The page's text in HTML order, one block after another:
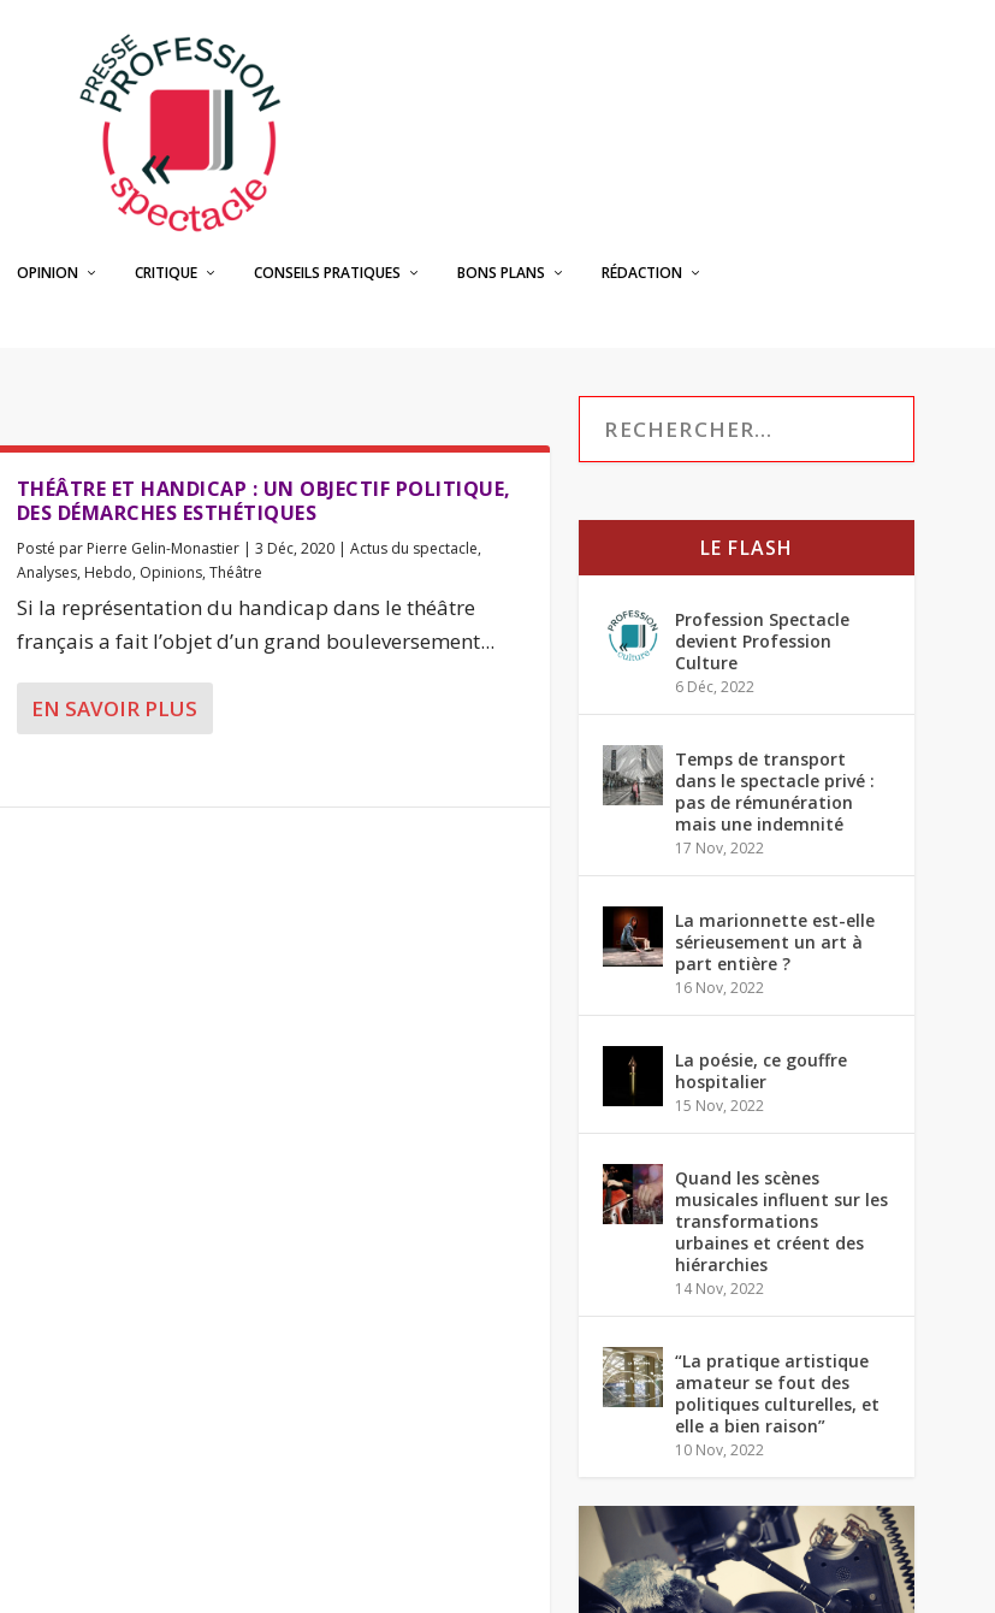
OPINION CRITIQUE CONSEILS PRATIQUES BONS PLANS RÉDACTION
THÉÂTRE ET HANDICAP : UN OBJECTIF POLITIQUE,
DES DÉMARCHES ESTHÉTIQUES
Posté par Pierre Gelin-Monastier| 3 Déc, 2020| Actus du spectacle,
Analyses, Hebdo, Opinions, Théâtre
Si la représentation du handicap dans le théâtre
français a fait l’objet d’un grand bouleversement...
EN SAVOIR PLUS
LE FLASH
Profession Spectacle
devient Profession
Culture
6 Déc, 2022
Temps de transport
dans le spectacle privé :
pas de rémunération
mais une indemnité
17 Nov, 2022
La marionnette est-elle
sérieusement un art à
part entière ?
16 Nov, 2022
La poésie, ce gouffre
hospitalier
15 Nov, 2022
Quand les scènes
musicales influent sur les
transformations
urbaines et créent des
hiérarchies
14 Nov, 2022
“La pratique artistique
amateur se fout des
politiques culturelles, et
elle a bien raison”
10 Nov, 2022